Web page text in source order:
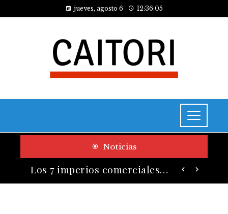
jueves, agosto 6 12:36:06
Noticias
Los 7 imperios comerciales más influyentes antes de la era industrial